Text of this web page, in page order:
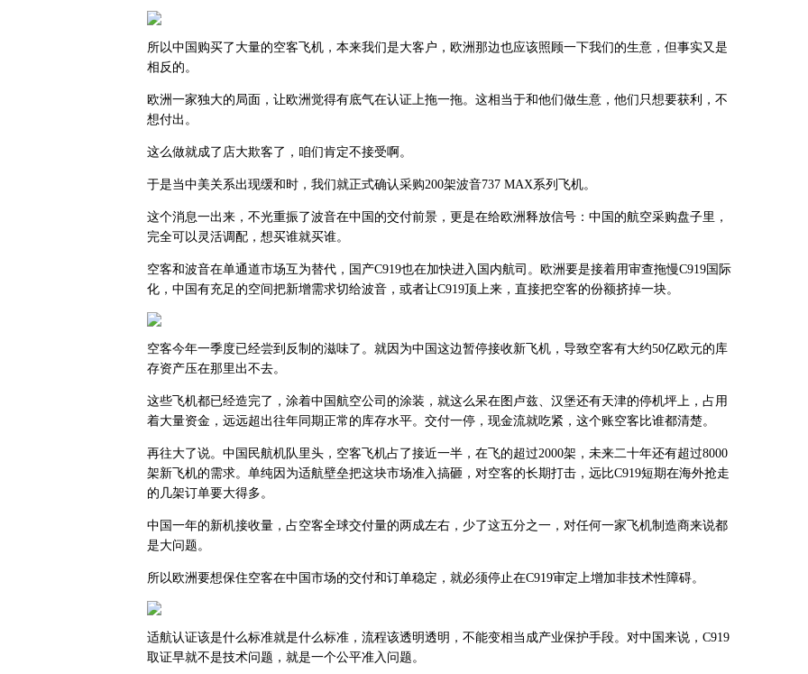
所以中国购买了大量的空客飞机，本来我们是大客户，欧洲那边也应该照顾一下我们的生意，但事实又是
相反的。
欧洲一家独大的局面，让欧洲觉得有底气在认证上拖一拖。这相当于和他们做生意，他们只想要获利，不
想付出。
这么做就成了店大欺客了，咱们肯定不接受啊。
于是当中美关系出现缓和时，我们就正式确认采购200架波音737 MAX系列飞机。
这个消息一出来，不光重振了波音在中国的交付前景，更是在给欧洲释放信号：中国的航空采购盘子里，
完全可以灵活调配，想买谁就买谁。
空客和波音在单通道市场互为替代，国产C919也在加快进入国内航司。欧洲要是接着用审查拖慢C919国际
化，中国有充足的空间把新增需求切给波音，或者让C919顶上来，直接把空客的份额挤掉一块。
空客今年一季度已经尝到反制的滋味了。就因为中国这边暂停接收新飞机，导致空客有大约50亿欧元的库
存资产压在那里出不去。
这些飞机都已经造完了，涂着中国航空公司的涂装，就这么呆在图卢兹、汉堡还有天津的停机坪上，占用
着大量资金，远远超出往年同期正常的库存水平。交付一停，现金流就吃紧，这个账空客比谁都清楚。
再往大了说。中国民航机队里头，空客飞机占了接近一半，在飞的超过2000架，未来二十年还有超过8000
架新飞机的需求。单纯因为适航壁垒把这块市场准入搞砸，对空客的长期打击，远比C919短期在海外抢走
的几架订单要大得多。
中国一年的新机接收量，占空客全球交付量的两成左右，少了这五分之一，对任何一家飞机制造商来说都
是大问题。
所以欧洲要想保住空客在中国市场的交付和订单稳定，就必须停止在C919审定上增加非技术性障碍。
适航认证该是什么标准就是什么标准，流程该透明透明，不能变相当成产业保护手段。对中国来说，C919
取证早就不是技术问题，就是一个公平准入问题。